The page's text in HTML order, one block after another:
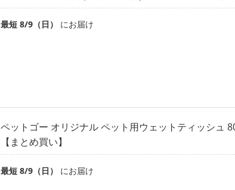
最短 8/9（日） にお届け
ペットゴー オリジナル ペット用ウェットティッシュ
【まとめ買い】
最短 8/9（日） にお届け